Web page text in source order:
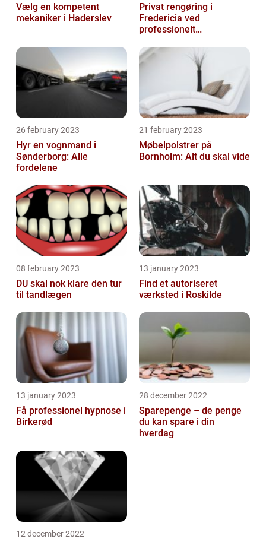
Vælg en kompetent
mekaniker i Haderslev
Privat rengøring i
Fredericia ved
professionelt
26 february 2023
Hyr en vognmand i
Sønderborg: Alle
fordelene
21 february 2023
Møbelpolstrer på
Bornholm: Alt du skal vide
08 february 2023
DU skal nok klare den tur
til tandlægen
13 january 2023
Find et autoriseret
værksted i Roskilde
13 january 2023
Få professionel hypnose i
Birkerød
28 december 2022
Sparepenge – de penge
du kan spare i din
hverdag
12 december 2022